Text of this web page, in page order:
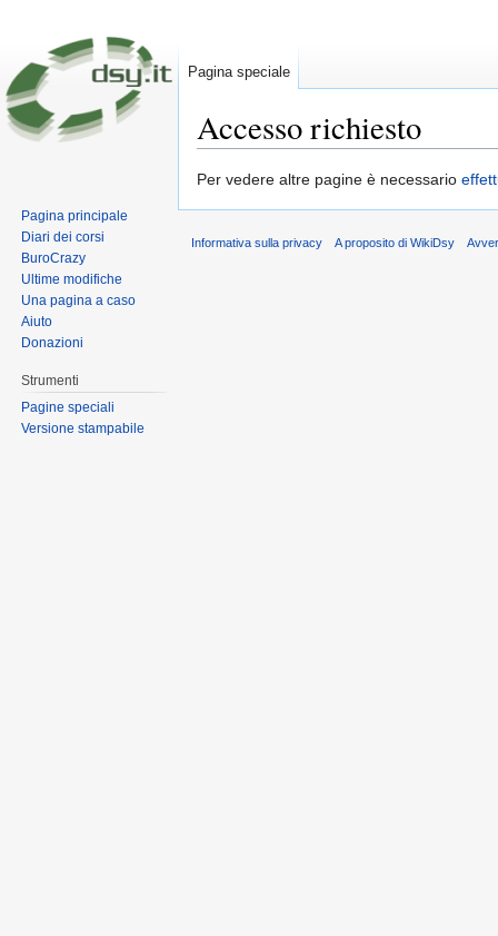
Accesso richiesto
Per vedere altre pagine è necessario
Pagina speciale
Pagina principale
Diari dei corsi
BuroCrazy
Ultime modifiche
Una pagina a caso
Aiuto
Donazioni
Strumenti
Pagine speciali
Versione stampabile
Informativa sulla privacy A proposito di WikiDsy